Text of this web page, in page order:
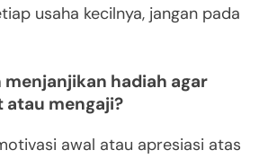
usaha kecilnya, jangan pada
menjanjikan hadiah agar
atau mengaji?
awal atau apresiasi atas